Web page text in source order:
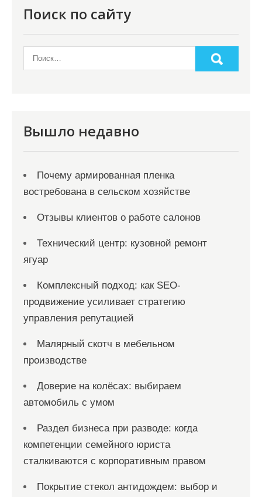
Поиск по сайту
Вышло недавно
Почему армированная пленка
востребована в сельском хозяйстве
Отзывы клиентов о работе салонов
Технический центр: кузовной ремонт
ягуар
Комплексный подход: как SEO-
продвижение усиливает стратегию
управления репутацией
Малярный скотч в мебельном
производстве
Доверие на колёсах: выбираем
автомобиль с умом
Раздел бизнеса при разводе: когда
компетенции семейного юриста
сталкиваются с корпоративным правом
Покрытие стекол антидождем: выбор и